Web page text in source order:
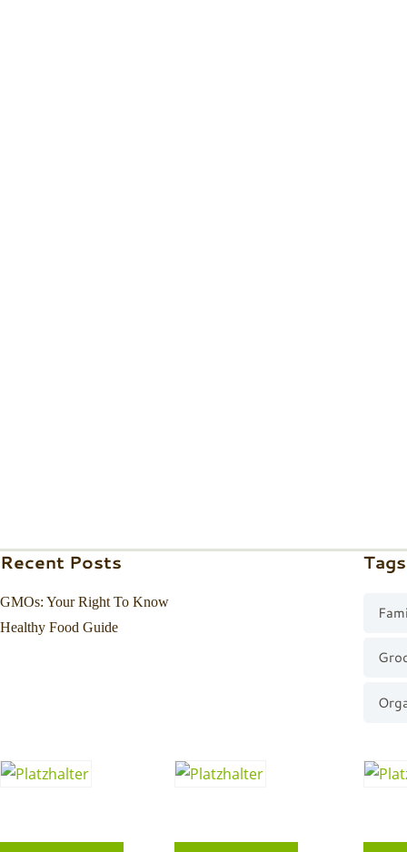
Recent Posts
GMOs: Your Right To Know
Healthy Food Guide
Tags